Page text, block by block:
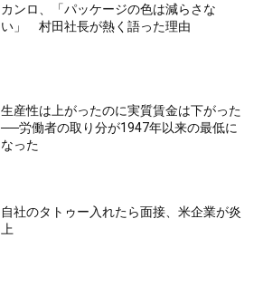
カンロ、「パッケージの色は減らさな
い」 村田社長が熱く語った理由
生産性は上がったのに実質賃金は下がった
──労働者の取り分が1947年以来の最低に
なった
自社のタトゥー入れたら面接、米企業が炎
上